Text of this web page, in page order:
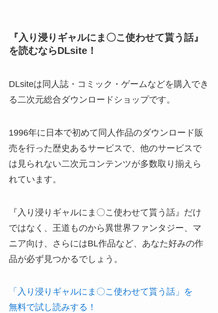
『入り浸りギャルにま〇こ使わせて貰う話』
を読むならDLsite！
DLsiteは同人誌・コミック・ゲームなどを購入でき
る二次元総合ダウンロードショップです。
1996年に日本で初めて同人作品のダウンロード販
売を行った歴史あるサービスで、他のサービスで
は見られない二次元コンテンツが多数取り揃えら
れています。
『入り浸りギャルにま〇こ使わせて貰う話』だけ
ではなく、王道ものから異世界ファンタジー、マ
ニア向け、さらにはBL作品など、あなた好みの作
品が必ず見つかるでしょう。
「入り浸りギャルにま〇こ使わせて貰う話」を
無料で試し読みする！